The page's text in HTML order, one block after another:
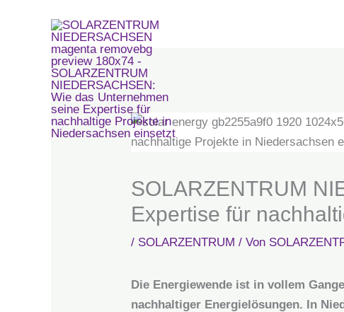
SOLARZENTRUM
Expertise für
/ SOLARZENTRUM / Von
Die Energiewende ist in vollem
nachhaltiger Energielösungen. In